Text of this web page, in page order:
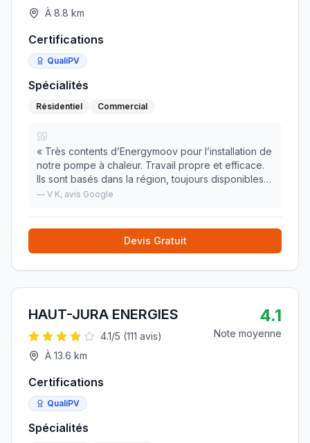
À 8.8 km
Certifications
QualiPV
Spécialités
Résidentiel Commercial
« Très contents d’Energymoov pour l’installation de
notre pompe à chaleur. Travail propre et efficace.
Ils sont basés dans la région, toujours disponibles
pour l’entretien, le suivi ou toute question après
— V K, avis Google
Devis Gratuit
HAUT-JURA ENERGIES
4.1/5 (111 avis)
À 13.6 km
4.1
Note moyenne
Certifications
QualiPV
Spécialités